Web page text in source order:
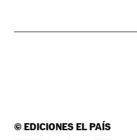
©EDICIONES EL PAÍS